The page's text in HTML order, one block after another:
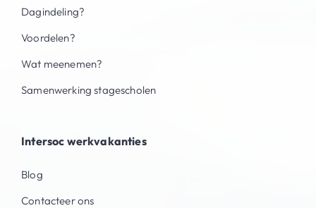
Dagindeling?
Voordelen?
Wat meenemen?
Samenwerking stagescholen
Intersoc werkvakanties
Blog
Contacteer ons